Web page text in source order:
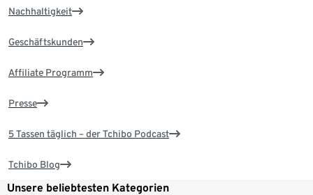
Nachhaltigkeit
Geschäftskunden
Affiliate Programm
Presse
5 Tassen täglich – der Tchibo Podcast
Tchibo Blog
Unsere beliebtesten Kategorien